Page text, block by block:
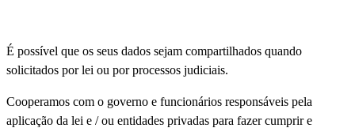
É possível que os seus dados sejam compartilhados quando
solicitados por lei ou por processos judiciais.
Cooperamos com o governo e funcionários responsáveis pela
aplicação da lei e / ou entidades privadas para fazer cumprir e